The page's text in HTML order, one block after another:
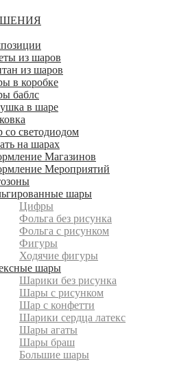
из шаров
из шаров
в коробке
баблс
в шаре
светодиодом
на шарах
Магазинов
Мероприятий
шары
Цифры
Фольга без рисунка
Фольга с рисунком
Фигуры
Ходячие фигуры
шары
Шарики без рисунка
Шары с рисунком
Шар с конфетти
Шарики сердца латекс
Шары агаты
Шары браш
Большие шары